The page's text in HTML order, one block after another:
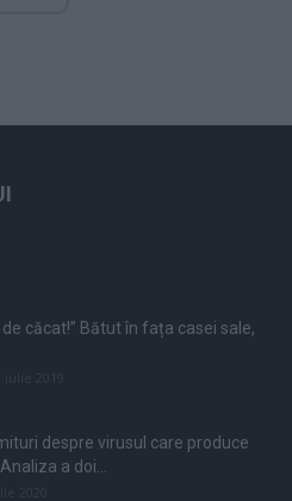
de căcat!” Bătut în fața casei sale,
despre virusul care produce
a doi...